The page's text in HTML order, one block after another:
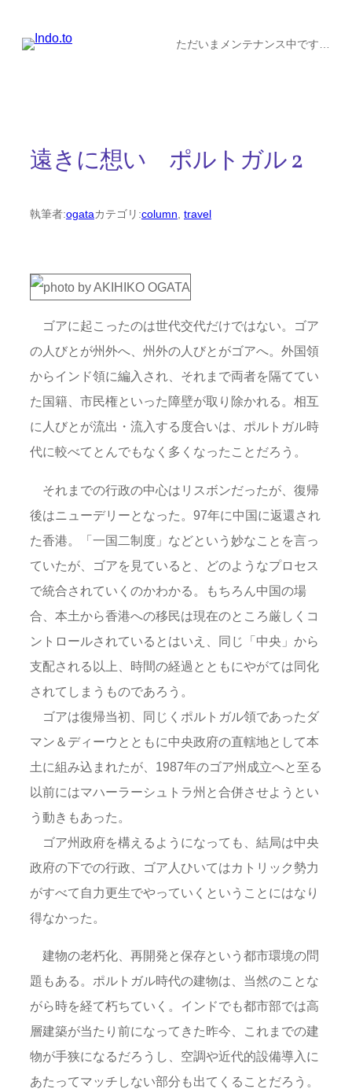
ただいまメンテナンス中です…
遠きに想い ポルトガル 2
執筆者:ogataカテゴリ:column, travel
ゴアに起こったのは世代交代だけではない。ゴア
の人びとが州外へ、州外の人びとがゴアへ。外国領
からインド領に編入され、それまで両者を隔ててい
た国籍、市民権といった障壁が取り除かれる。相互
に人びとが流出・流入する度合いは、ポルトガル時
代に較べてとんでもなく多くなったことだろう。
それまでの行政の中心はリスボンだったが、復帰
後はニューデリーとなった。97年に中国に返還され
た香港。「一国二制度」などという妙なことを言っ
ていたが、ゴアを見ていると、どのようなプロセス
で統合されていくのかわかる。もちろん中国の場
合、本土から香港への移民は現在のところ厳しくコ
ントロールされているとはいえ、同じ「中央」から
支配される以上、時間の経過とともにやがては同化
されてしまうものであろう。
ゴアは復帰当初、同じくポルトガル領であったダ
マン＆ディーウとともに中央政府の直轄地として本
土に組み込まれたが、1987年のゴア州成立へと至る
以前にはマハーラーシュトラ州と合併させようとい
う動きもあった。
ゴア州政府を構えるようになっても、結局は中央
政府の下での行政、ゴア人ひいてはカトリック勢力
がすべて自力更生でやっていくということにはなり
得なかった。
建物の老朽化、再開発と保存という都市環境の問
題もある。ポルトガル時代の建物は、当然のことな
がら時を経て朽ちていく。インドでも都市部では高
層建築が当たり前になってきた昨今、これまでの建
物が手狭になるだろうし、空調や近代的設備導入に
あたってマッチしない部分も出てくることだろう。